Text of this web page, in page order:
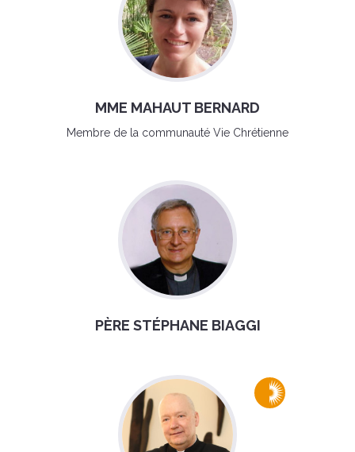
MME MAHAUT BERNARD
Membre de la communauté Vie Chrétienne
PÈRE STÉPHANE BIAGGI